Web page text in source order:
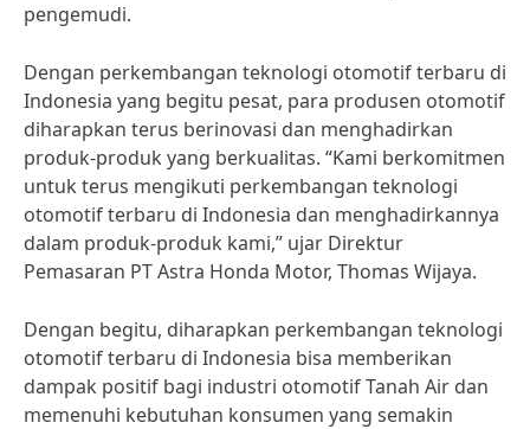
pengemudi.
Dengan perkembangan teknologi otomotif terbaru di
Indonesia yang begitu pesat, para produsen otomotif
diharapkan terus berinovasi dan menghadirkan
produk-produk yang berkualitas. “Kami berkomitmen
untuk terus mengikuti perkembangan teknologi
otomotif terbaru di Indonesia dan menghadirkannya
dalam produk-produk kami,” ujar Direktur
Pemasaran PT Astra Honda Motor, Thomas Wijaya.
Dengan begitu, diharapkan perkembangan teknologi
otomotif terbaru di Indonesia bisa memberikan
dampak positif bagi industri otomotif Tanah Air dan
memenuhi kebutuhan konsumen yang semakin